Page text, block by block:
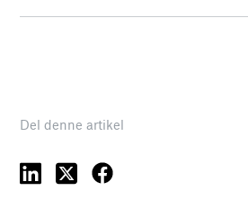
Del denne artikel